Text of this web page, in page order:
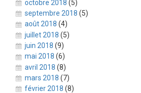
octobre 2018 (5)
septembre 2018 (5)
août 2018 (4)
juillet 2018 (5)
juin 2018 (9)
mai 2018 (6)
avril 2018 (8)
mars 2018 (7)
février 2018 (8)